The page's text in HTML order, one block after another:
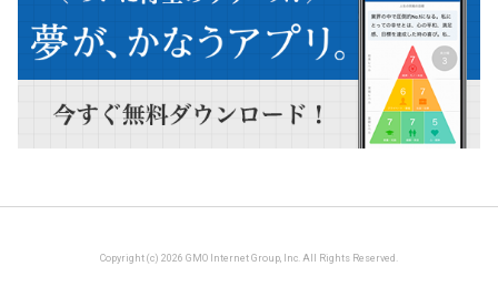
Copyright (c) 2026 GMO Internet Group, Inc. All Rights Reserved.